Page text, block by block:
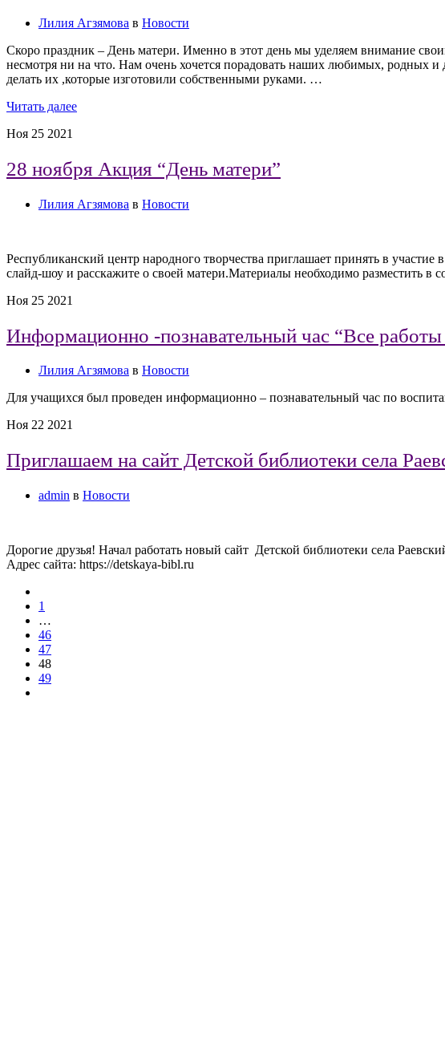
Лилия Агзямова в Новости
Скоро праздник – День матери. Именно в этот день мы уделяем внимание
несмотря ни на что. Нам очень хочется порадовать наших любимых, родных
делать их ,которые изготовили собственными руками. …
Читать далее
Ноя 25 2021
28 ноября Акция “День матери”
Лилия Агзямова в Новости
Республиканский центр народного творчества приглашает принять в
слайд-шоу и расскажите о своей матери.Материалы необходимо
Ноя 25 2021
Информационно -познавательный час “Все
Лилия Агзямова в Новости
Для учащихся был проведен информационно – познавательный час по
Ноя 22 2021
Приглашаем на сайт Детской библиотеки села
admin в Новости
Дорогие друзья! Начал работать новый сайт Детской библиотеки села
Адрес сайта: https://detskaya-bibl.ru
1
…
46
47
48
49